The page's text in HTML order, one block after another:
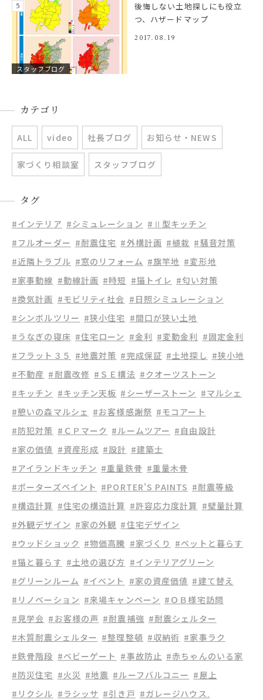
スタッフブログ
後悔しない土地探しにも役立
つ、ハザードマップ
2017.08.19
カテゴリ
ALL video 社長ブログ お知らせ・NEWS
家づくり相談室 スタッフブログ
タグ
#インテリア #シミュレーション #Ⅱ型キッチン
#フルオーダー #耐震住宅 #外構計画 #植栽 #騒音対策
#近隣トラブル #窓のリフォーム #旗竿地 #変形地
#家事動線 #動線計画 #時短 #猫トイレ #匂い対策
#換気計画 #モビリティ社会 #日照シミュレーション
#シンボルツリー #狭小住宅 #間口が狭い土地
#うなぎの寝床 #住宅ローン #金利 #変動金利 #固定金利
#フラット３５ #地震対策 #完成保証 #土地探し #狭小地
#不動産 #耐震改修 #ＳＥ構法 #クオーツストーン
#キッチン #キッチン天板 #シーザーストーン #マルシェ
#憩いの森マルシェ #お客様感謝祭 #モコアート
#防犯対策 #ＣＰマーク #ルームツアー #自由設計
#家の価値 #資産形成 #設計 #建築士
#アイランドキッチン #重量鉄骨 #重量木骨
#ポーターズペイント #PORTER'S PAINTS #耐震等級
#構造計算 #住宅の構造計算 #許容応力度計算 #壁量計算
#外観デザイン #家の外観 #住宅デザイン
#ウッドショック #物価高騰 #家づくり #ペットと暮らす
#猫と暮らす #土地の選び方 #インテリアグリーン
#グリーンルーム #イベント #家の資産価値 #建て替え
#リノベーション #来場キャンペーン #ＯＢ様宅訪問
#見学会 #お客様の声 #耐震補強 #耐震シェルター
#木質耐震シェルター #整理整頓 #収納術 #家事ラク
#鉄骨階段 #ベビーゲート #事故防止 #赤ちゃんのいる家
#防災住宅 #火災 #地震 #ルーフバルコニー #屋上
#リクシル #ラシッサ #引き戸 #ガレージハウス.